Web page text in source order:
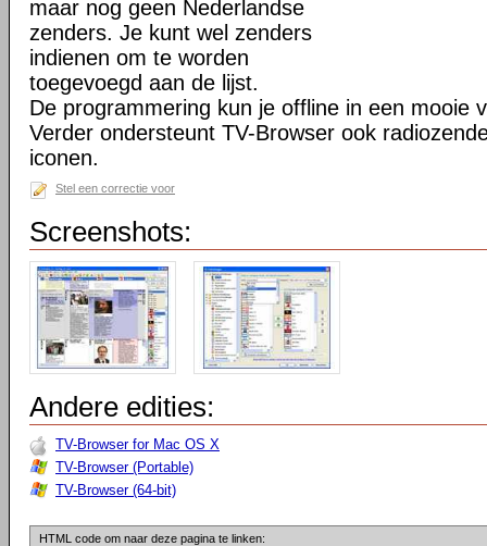
maar nog geen Nederlandse
zenders. Je kunt wel zenders
indienen om te worden
toegevoegd aan de lijst.
De programmering kun je offline in een mooie
Verder ondersteunt TV-Browser ook
iconen.
Stel een correctie voor
Screenshots:
Andere edities:
TV-Browser for Mac OS X
TV-Browser (Portable)
TV-Browser (64-bit)
HTML code om naar deze pagina te linken: